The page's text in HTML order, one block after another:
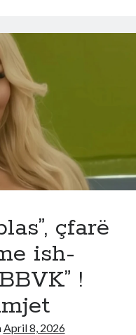
ecin
dot
kur
kthehen
në
Tokë?
Programi
“misterioz”
i
NASA-
çfarë
ish-
!
April 8, 2026